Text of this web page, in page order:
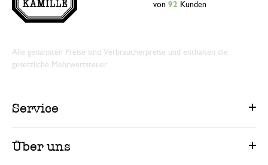
von 92 Kunden
Alle genannten Preise sind Verbraucherpreise und enthalten die
gesetzliche Mehrwertsteuer.
Service
Über uns